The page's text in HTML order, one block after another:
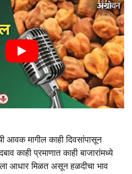
आवक मागील काही दिवसांपासून
काही प्रमाणात काही बाजारांमध्ये
आधार मिळत असून हळदीचा भाव